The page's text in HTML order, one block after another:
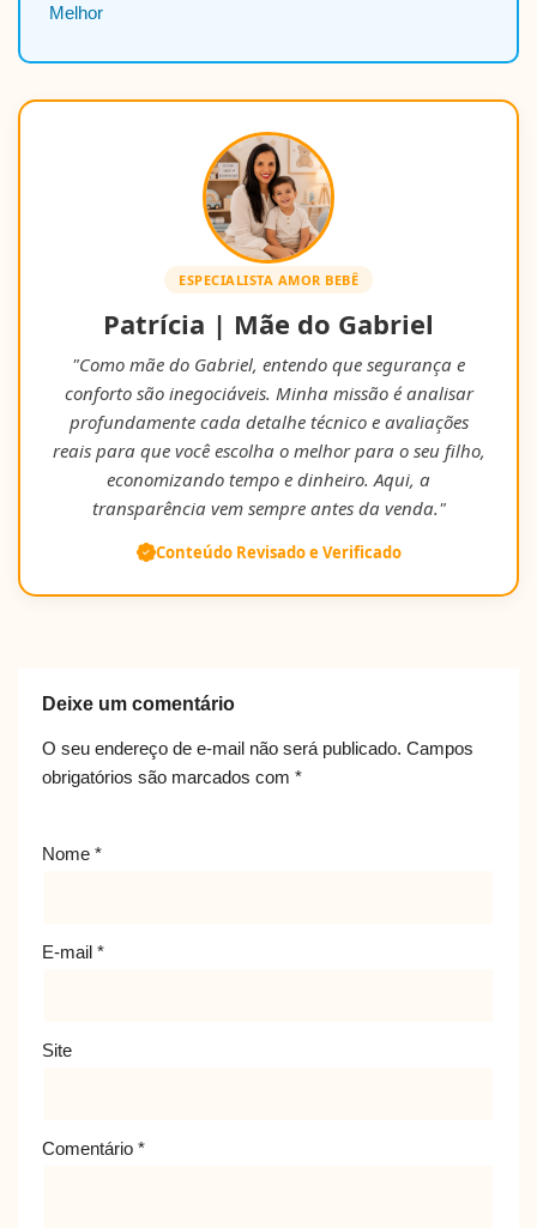
Melhor
ESPECIALISTA AMOR BEBÊ
Patrícia | Mãe do Gabriel
"Como mãe do Gabriel, entendo que segurança e
conforto são inegociáveis. Minha missão é analisar
profundamente cada detalhe técnico e avaliações
reais para que você escolha o melhor para o seu filho,
economizando tempo e dinheiro. Aqui, a
transparência vem sempre antes da venda."
Conteúdo Revisado e Verificado
Deixe um comentário
O seu endereço de e-mail não será publicado. Campos
obrigatórios são marcados com *
Nome *
E-mail *
Site
Comentário *